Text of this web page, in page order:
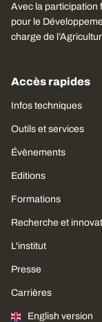
Avec la participation
pour le
charge de
Accès rapides
Infos techniques
Outils et services
Évènements
Editions
Formations
Recherche et
L'institut
Presse
Carrières
English version